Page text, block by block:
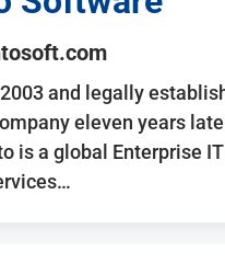
and legally
eleven years
is a global Enterprise IT